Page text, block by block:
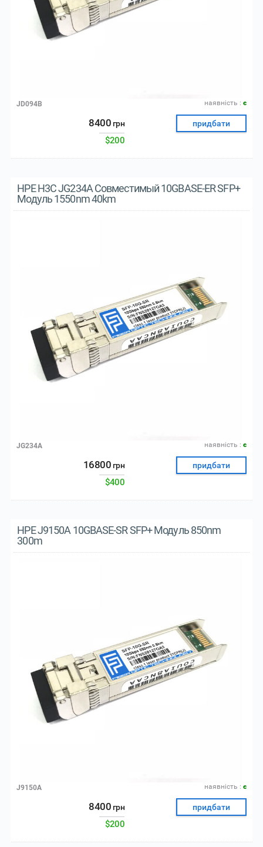
наявнiсть : є
JD094B
8400 грн
$200
придбати
HPE H3C JG234A Совместимый 10GBASE-ER SFP+
Модуль 1550nm 40km
наявнiсть : є
JG234A
16800 грн
$400
придбати
HPE J9150A 10GBASE-SR SFP+ Модуль 850nm
300m
наявнiсть : є
J9150A
8400 грн
$200
придбати